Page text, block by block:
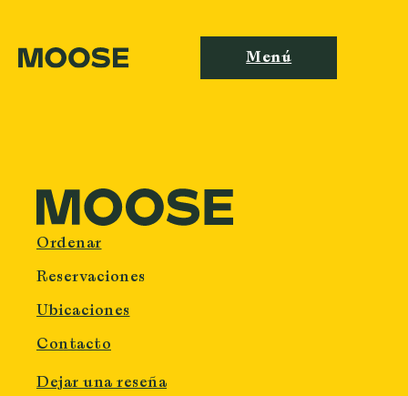
Menú
Ordenar
Reservaciones
Ubicaciones
Contacto
Dejar una reseña